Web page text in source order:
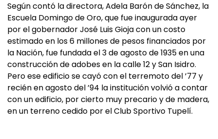
Según contó la directora, Adela Barón de Sánchez, la
Escuela Domingo de Oro, que fue inaugurada ayer
por el gobernador José Luis Gioja con un costo
estimado en los 6 millones de pesos financiados por
la Nación, fue fundada el 3 de agosto de 1935 en una
construcción de adobes en la calle 12 y San Isidro.
Pero ese edificio se cayó con el terremoto del ’77 y
recién en agosto del ’94 la institución volvió a contar
con un edificio, por cierto muy precario y de madera,
en un terreno cedido por el Club Sportivo Tupelí.